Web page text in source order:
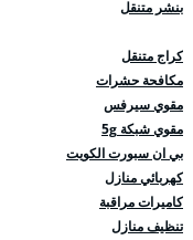
بنشر متنقل
كراج متنقل
مكافحة حشرات
مقوي سيرفس
مقوي شبكة 5g
بي ان سبورت الكويت
كهربائي منازل
كاميرات مراقبة
تنظيف منازل